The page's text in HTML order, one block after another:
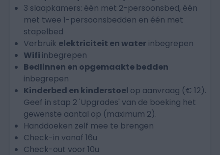
3 slaapkamers: één met 2-persoonsbed, één
met twee 1-persoonsbedden en één met
stapelbed
Verbruik elektriciteit en water inbegrepen
Wifi inbegrepen
Bedlinnen en opgemaakte bedden
inbegrepen
Kinderbed en kinderstoel op aanvraag (€ 12).
Geef in stap 2 'Upgrades' van de boeking het
gewenste aantal op (maximum 2).
Handdoeken zelf mee te brengen
Check-in vanaf 16u
Check-out voor 10u